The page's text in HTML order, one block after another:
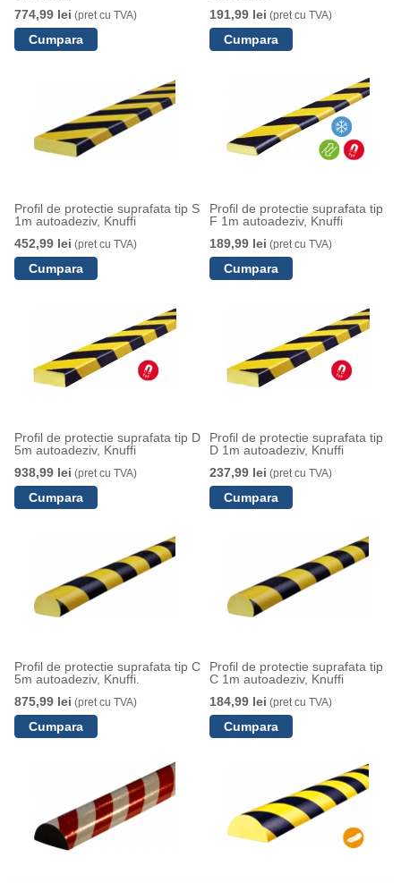
774,99 lei (pret cu TVA)
191,99 lei (pret cu TVA)
Profil de protectie suprafata tip S
1m autoadeziv, Knuffi
452,99 lei (pret cu TVA)
Profil de protectie suprafata tip
F 1m autoadeziv, Knuffi
189,99 lei (pret cu TVA)
Profil de protectie suprafata tip D
5m autoadeziv, Knuffi
938,99 lei (pret cu TVA)
Profil de protectie suprafata tip
D 1m autoadeziv, Knuffi
237,99 lei (pret cu TVA)
Profil de protectie suprafata tip C
5m autoadeziv, Knuffi.
875,99 lei (pret cu TVA)
Profil de protectie suprafata tip
C 1m autoadeziv, Knuffi
184,99 lei (pret cu TVA)